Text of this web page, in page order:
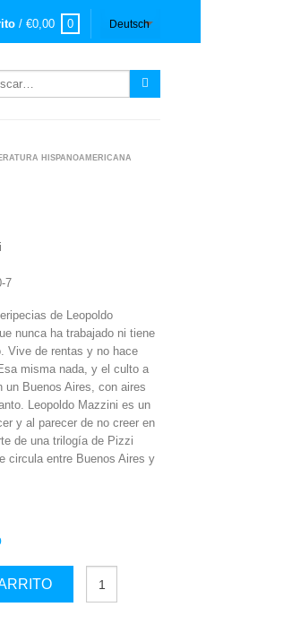
/ €0,00 0
HISPANOAMERICANA
7
de Leopoldo
nunca ha trabajado ni tiene
Vive de rentas y no hace
misma nada, y el culto a
un Buenos Aires, con aires
Leopoldo Mazzini es un
y al parecer de no creer en
de una trilogía de Pizzi
circula entre Buenos Aires y
El
Actor